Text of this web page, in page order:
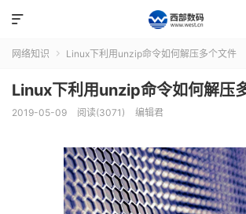

网络知识  Linux下利用unzip命令如何解压多个文件
Linux下利用unzip命令如何解压
2019-05-09 阅读(3071) 编辑君